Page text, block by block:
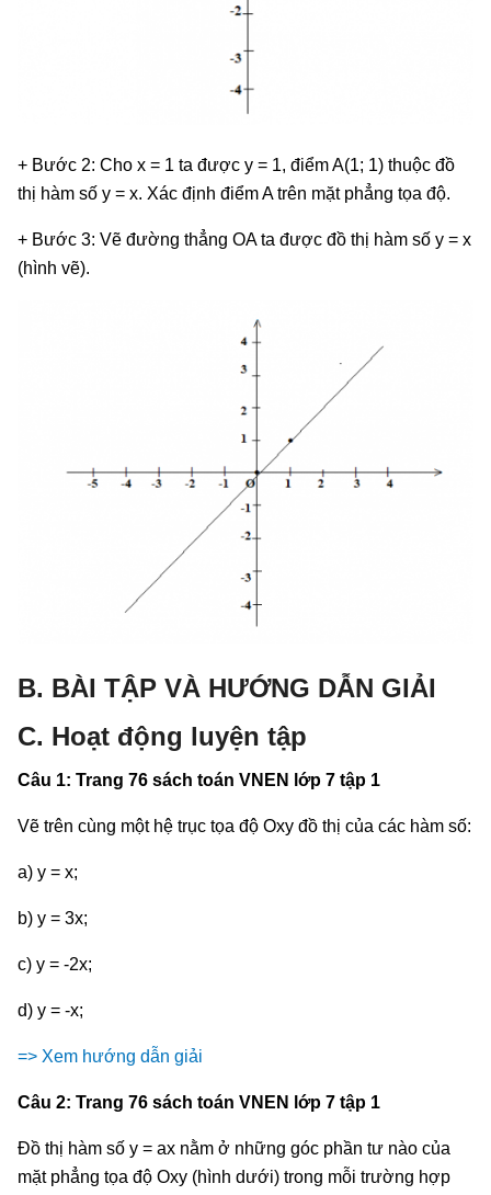
+ Bước 2: Cho x = 1 ta được y = 1, điểm A(1; 1) thuộc đồ
thị hàm số y = x. Xác định điểm A trên mặt phẳng tọa độ.
+ Bước 3: Vẽ đường thẳng OA ta được đồ thị hàm số y = x
(hình vẽ).
B. BÀI TẬP VÀ HƯỚNG DẪN GIẢI
C. Hoạt động luyện tập
Câu 1: Trang 76 sách toán VNEN lớp 7 tập 1
Vẽ trên cùng một hệ trục tọa độ Oxy đồ thị của các hàm số:
a) y = x;
b) y = 3x;
c) y = -2x;
d) y = -x;
=> Xem hướng dẫn giải
Câu 2: Trang 76 sách toán VNEN lớp 7 tập 1
Đồ thị hàm số y = ax nằm ở những góc phần tư nào của
mặt phẳng tọa độ Oxy (hình dưới) trong mỗi trường hợp